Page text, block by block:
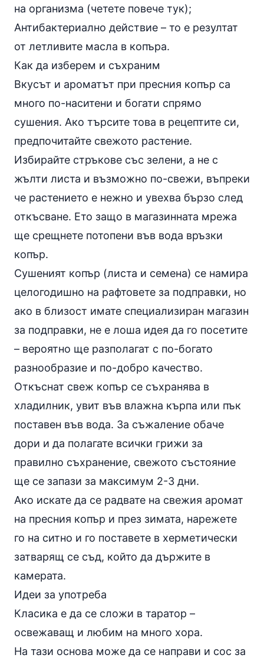
на организма (четете повече тук);
Антибактериално действие – то е резултат
от летливите масла в копъра.
Как да изберем и съхраним
Вкусът и ароматът при пресния копър са
много по-наситени и богати спрямо
сушения. Ако търсите това в рецептите си,
предпочитайте свежото растение.
Избирайте стръкове със зелени, а не с
жълти листа и възможно по-свежи, въпреки
че растението е нежно и увехва бързо след
откъсване. Ето защо в магазинната мрежа
ще срещнете потопени във вода връзки
копър.
Сушеният копър (листа и семена) се намира
целогодишно на рафтовете за подправки, но
ако в близост имате специализиран магазин
за подправки, не е лоша идея да го посетите
– вероятно ще разполагат с по-богато
разнообразие и по-добро качество.
Откъснат свеж копър се съхранява в
хладилник, увит във влажна кърпа или пък
поставен във вода. За съжаление обаче
дори и да полагате всички грижи за
правилно съхранение, свежото състояние
ще се запази за максимум 2-3 дни.
Ако искате да се радвате на свежия аромат
на пресния копър и през зимата, нарежете
го на ситно и го поставете в херметически
затварящ се съд, който да държите в
камерата.
Идеи за употреба
Класика е да се сложи в таратор –
освежаващ и любим на много хора.
На тази основа може да се направи и сос за